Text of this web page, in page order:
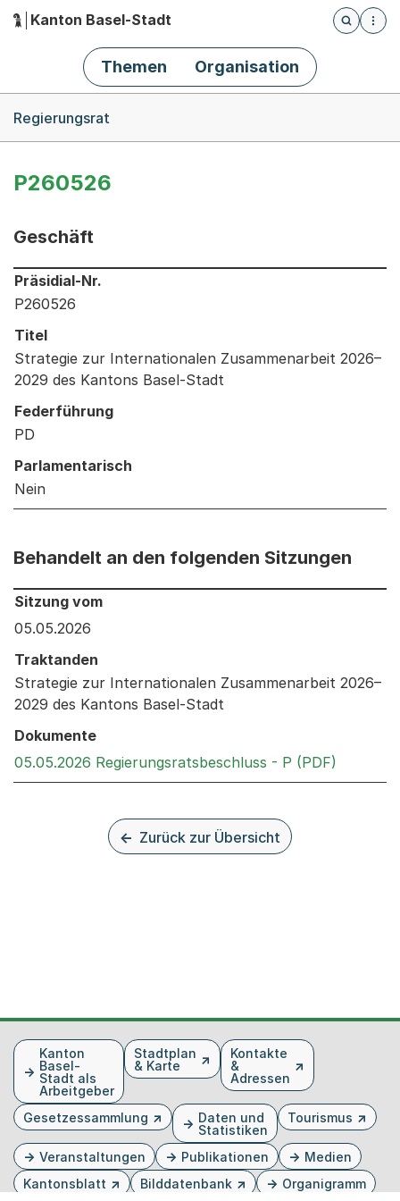
Hauptnavigation
Kanton Basel-Stadt
Öffnet
Themen Organisation
Regierungsrat
P260526
Geschäft
Informationen zum Ausgewählten Geschäft
Präsidial-Nr.
P260526
Titel
Strategie zur Internationalen Zusammenarbeit 2026–
2029 des Kantons Basel-Stadt
Federführung
PD
Parlamentarisch
Nein
Behandelt an den folgenden Sitzungen
Behandelt an den folgenden Sitzungen: Informationen
Sitzung vom
05.05.2026
Traktanden
Strategie zur Internationalen Zusammenarbeit 2026–
2029 des Kantons Basel-Stadt
Dokumente
05.05.2026 Regierungsratsbeschluss - P (PDF)
Zurück zur Übersicht
FusszeileKanton
Basel-
Stadt als
Arbeitgeber
Stadtplan
& Karte
Kontakte
&
Adressen
Gesetzessammlung
Daten und
Statistiken
Tourismus
Veranstaltungen Publikationen
Medien
Kantonsblatt
Bilddatenbank Organigramm